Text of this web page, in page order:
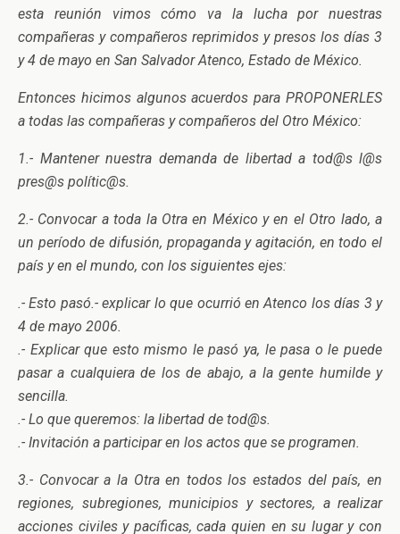
esta reunión vimos cómo va la lucha por nuestras
compañeras y compañeros reprimidos y presos los días 3
y 4 de mayo en San Salvador Atenco, Estado de México.
Entonces hicimos algunos acuerdos para PROPONERLES
a todas las compañeras y compañeros del Otro México:
1.- Mantener nuestra demanda de libertad a tod@s l@s
pres@s polític@s.
2.- Convocar a toda la Otra en México y en el Otro lado, a
un período de difusión, propaganda y agitación, en todo el
país y en el mundo, con los siguientes ejes:
.- Esto pasó.- explicar lo que ocurrió en Atenco los días 3 y
4 de mayo 2006.
.- Explicar que esto mismo le pasó ya, le pasa o le puede
pasar a cualquiera de los de abajo, a la gente humilde y
sencilla.
.- Lo que queremos: la libertad de tod@s.
.- Invitación a participar en los actos que se programen.
3.- Convocar a la Otra en todos los estados del país, en
regiones, subregiones, municipios y sectores, a realizar
acciones civiles y pacíficas, cada quien en su lugar y con